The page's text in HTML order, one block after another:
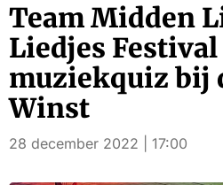
Team Midden
Liedjes
muziekquiz bij
Winst
28 december 2022 | 17:00